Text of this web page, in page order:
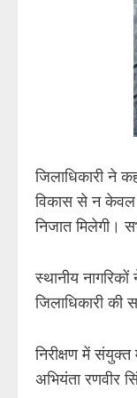
जिलाधिकारी ने
विकास से न केवल
निजात मिलेगी।
स्थानीय
जिलाधिकारी
निरीक्षण में संयुक्त
अभियंता रणवीर